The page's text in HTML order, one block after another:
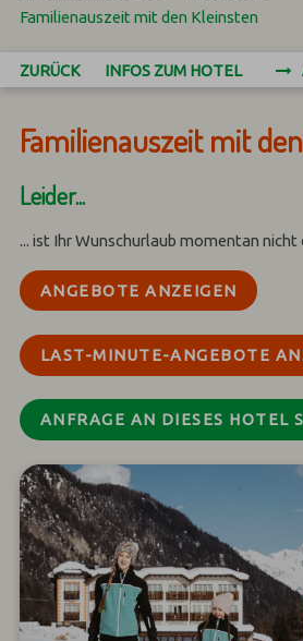
Familienauszeit mit den Kleinsten
ZURÜCK INFOS ZUM HOTEL
Familienauszeit mit
Leider...
... ist Ihr Wunschurlaub momentan nicht
ANGEBOTE ANZEIGEN
LAST-MINUTE-ANGEBOTE
ANFRAGE AN DIESES HOTEL